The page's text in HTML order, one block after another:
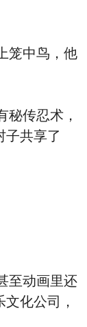
笼中鸟，他
传忍术，
子共享了
至动画里还
化公司，